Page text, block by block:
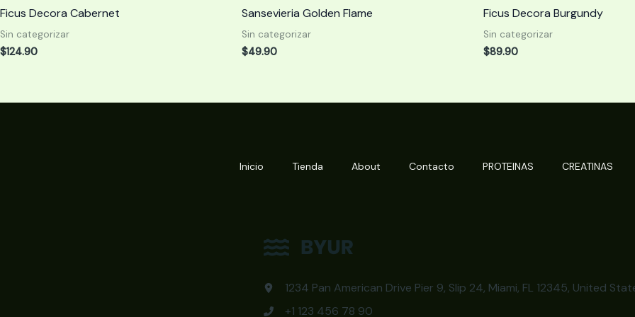
Ficus Decora Cabernet
Sin categorizar
$124.90
Sansevieria Golden Flame
Sin categorizar
$49.90
Ficus Decora Burgundy
Sin categorizar
$89.90
Inicio Tienda About Contacto PROTEINAS CREATINAS
1234 Pan American Drive Pier 9, Slip 24, Miami, FL 12345, United
+1 123 456 78 90